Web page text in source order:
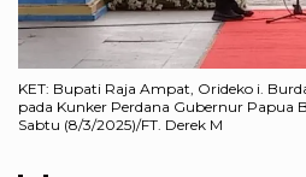
KET: Bupati Raja Ampat, Orideko i.
pada Kunker Perdana Gubernur Papua
Sabtu (8/3/2025)/FT. Derek M